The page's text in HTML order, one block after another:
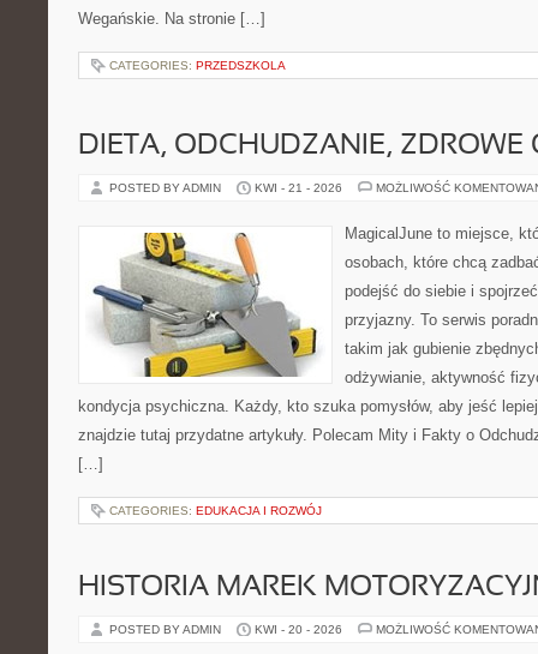
Wegańskie. Na stronie […]
CATEGORIES: PRZEDSZKOLA
DIETA, ODCHUDZANIE, ZDROWE
POSTED BY ADMIN KWI - 21 - 2026 MOŻLIWOŚĆ
MagicalJune to miejsce,
osobach, które chcą
podejść do siebie i
przyjazny. To serwis
takim jak gubienie
odżywianie, aktywność
kondycja psychiczna. Każdy, kto szuka pomysłów, aby jeść
znajdzie tutaj przydatne artykuły. Polecam Mity i Fakty o
[…]
CATEGORIES: EDUKACJA I ROZWÓJ
HISTORIA MAREK
POSTED BY ADMIN KWI - 20 - 2026 MOŻLIWOŚĆ